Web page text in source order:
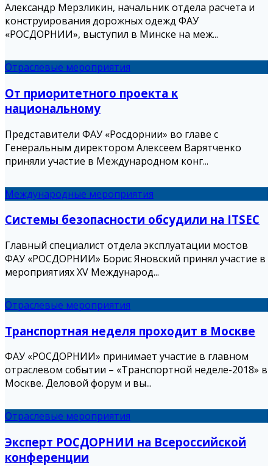
Александр Мерзликин, начальник отдела расчета и
конструирования дорожных одежд ФАУ
«РОСДОРНИИ», выступил в Минске на меж...
Отраслевые мероприятия
От приоритетного проекта к
национальному
Представители ФАУ «Росдорнии» во главе с
Генеральным директором Алексеем Варятченко
приняли участие в Международном конг...
Международные мероприятия
Системы безопасности обсудили на ITSEC
Главный специалист отдела эксплуатации мостов
ФАУ «РОСДОРНИИ» Борис Яновский принял участие в
мероприятиях XV Международ...
Отраслевые мероприятия
Транспортная неделя проходит в Москве
ФАУ «РОСДОРНИИ» принимает участие в главном
отраслевом событии – «Транспортной неделе-2018» в
Москве. Деловой форум и вы...
Отраслевые мероприятия
Эксперт РОСДОРНИИ на Всероссийской
конференции